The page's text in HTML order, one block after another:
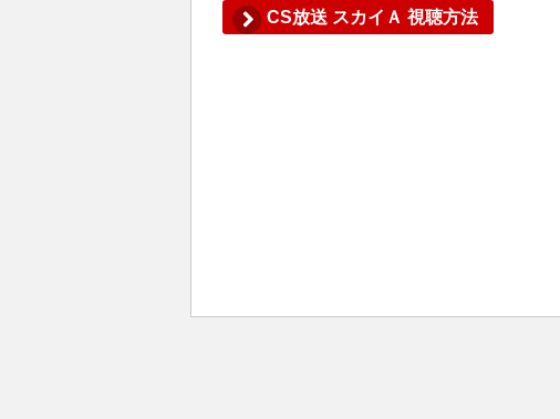
CS放送 スカイＡ 視聴方法